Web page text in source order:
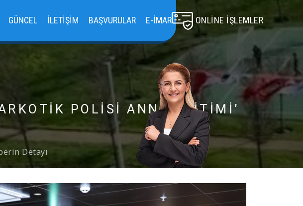
GÜNCEL İLETIŞIM BAŞVURULAR E-İMAR ONLINE İŞLEMLER
POLISI ANNE EĞITIMI’
Detayı